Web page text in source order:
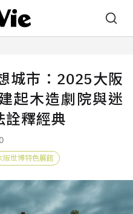
城市：2025大阪
起木造劇院與迷
詮釋經典
阪世博特色展館